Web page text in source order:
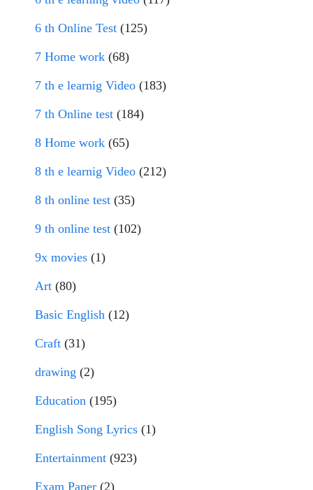
6 th Online Test (125)
7 Home work (68)
7 th e learnig Video (183)
7 th Online test (184)
8 Home work (65)
8 th e learnig Video (212)
8 th online test (35)
9 th online test (102)
9x movies (1)
Art (80)
Basic English (12)
Craft (31)
drawing (2)
Education (195)
English Song Lyrics (1)
Entertainment (923)
Exam Paper (2)